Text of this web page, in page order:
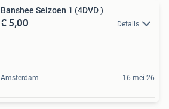
Banshee Seizoen 1 (4DVD )
€ 5,00 Details
Amsterdam 16 mei 26